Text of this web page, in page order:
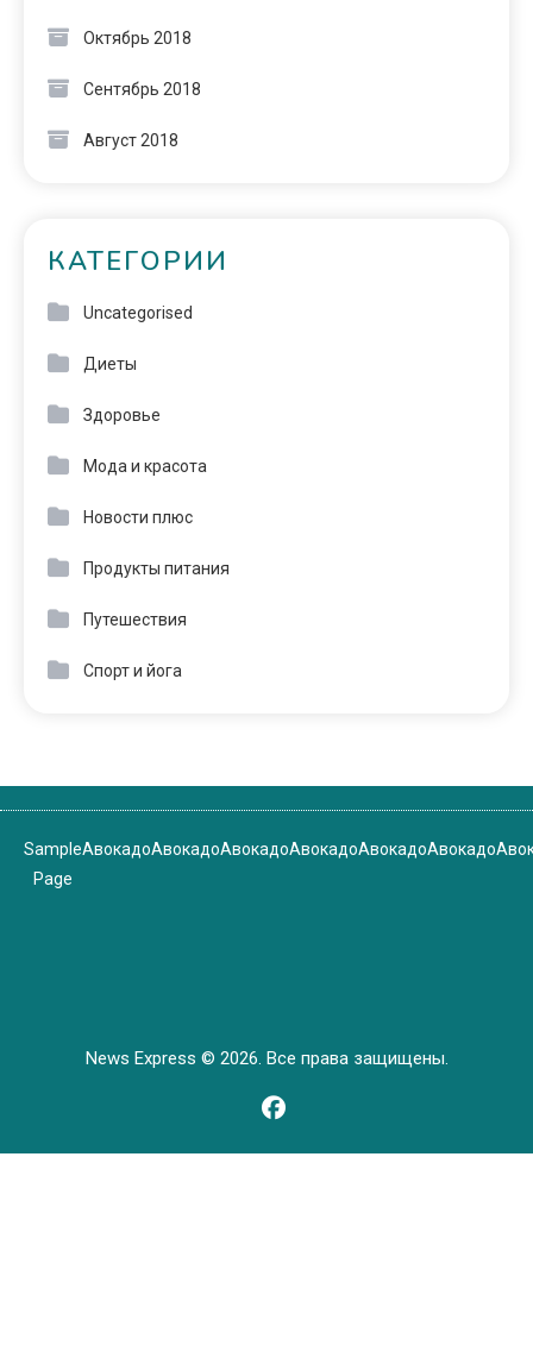
Октябрь 2018
Сентябрь 2018
Август 2018
КАТЕГОРИИ
Uncategorised
Диеты
Здоровье
Мода и красота
Новости плюс
Продукты питания
Путешествия
Спорт и йога
Sample
Page
АвокадоАвокадоАвокадоАвокадоАвокадоАвокадо
News Express © 2026. Все права защищены.